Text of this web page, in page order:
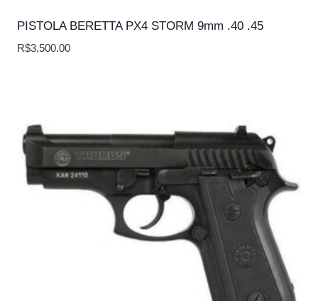
PISTOLA BERETTA PX4 STORM 9mm .40 .45
R$3,500.00